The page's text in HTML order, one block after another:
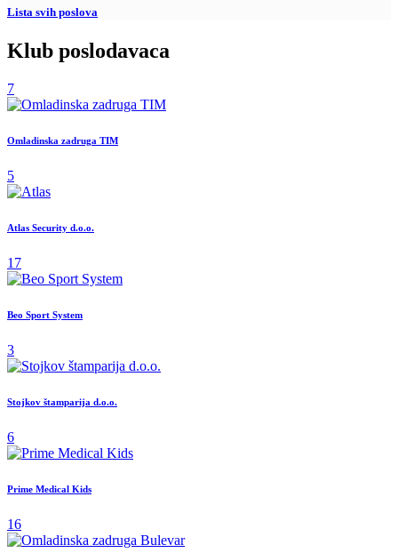
Lista svih poslova
Klub poslodavaca
7
Omladinska zadruga TIM
5
Atlas Security d.o.o.
17
Beo Sport System
3
Stojkov štamparija d.o.o.
6
Prime Medical Kids
16